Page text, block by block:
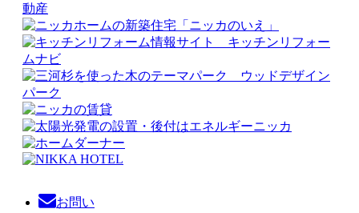
お問い